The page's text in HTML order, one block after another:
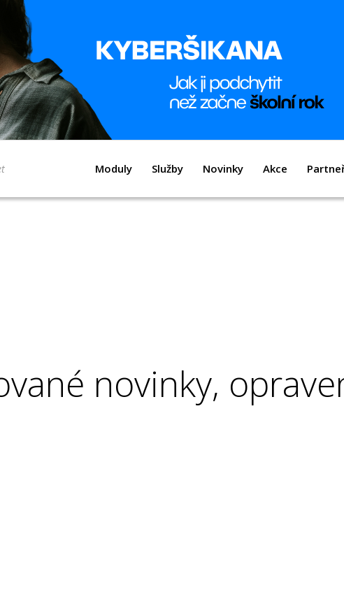
Moduly Služby Novinky Akce
novinky,